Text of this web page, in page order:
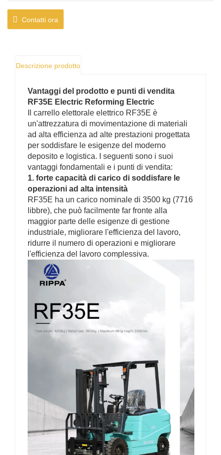
Contatti ora
Descrizione prodotto
Vantaggi del prodotto e punti di vendita
RF35E Electric Reforming Electric
Il carrello elettorale elettrico RF35E è
un'attrezzatura di movimentazione di materiali
ad alta efficienza ad alte prestazioni progettata
per soddisfare le esigenze del moderno
deposito e logistica. I seguenti sono i suoi
vantaggi fondamentali e i punti di vendita:
1. forte capacità di carico di soddisfare le
operazioni ad alta intensità
RF35E ha un carico nominale di 3500 kg (7716
libbre), che può facilmente far fronte alla
maggior parte delle esigenze di gestione
industriale, migliorare l'efficienza del lavoro,
ridurre il numero di operazioni e migliorare
l'efficienza del lavoro complessiva.